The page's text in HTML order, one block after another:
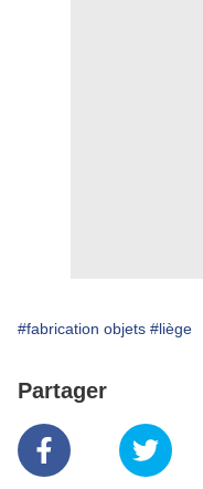
#fabrication objets #liège
Partager